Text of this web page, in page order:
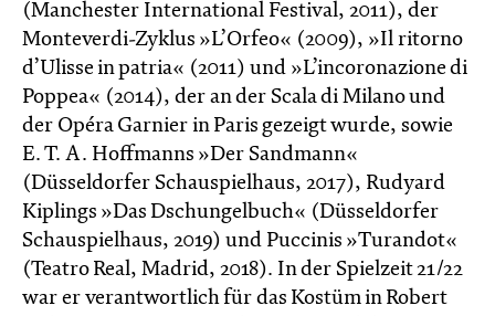
(Manchester International Festival, 2011), der
Monteverdi-Zyklus »L’Orfeo« (2009), »Il ritorno
d’Ulisse in patria« (2011) und »L’incoronazione di
Poppea« (2014), der an der Scala di Milano und
der Opéra Garnier in Paris gezeigt wurde, sowie
E. T. A. Hoffmanns »Der Sandmann«
(Düsseldorfer Schauspielhaus, 2017), Rudyard
Kiplings »Das Dschungelbuch« (Düsseldorfer
Schauspielhaus, 2019) und Puccinis »Turandot«
(Teatro Real, Madrid, 2018). In der Spielzeit 21/22
war er verantwortlich für das Kostüm in Robert